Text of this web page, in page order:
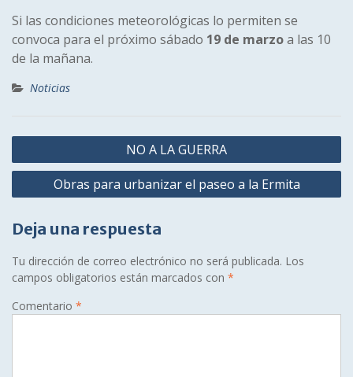
Si las condiciones meteorológicas lo permiten se
convoca para el próximo sábado 19 de marzoa las 10
de la mañana.
Noticias
Navegación
de
entradas
NO A LA GUERRA
Obras para urbanizar el paseo a la Ermita
Deja una respuesta
Tu dirección de correo electrónico no será publicada. Los
campos obligatorios están marcados con *
Comentario *